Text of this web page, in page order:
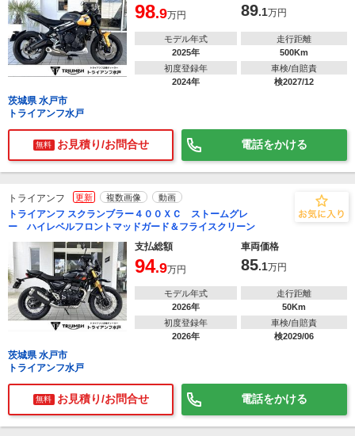
98.9万円 89.1万円
モデル年式
2025年
走行距離
500Km
初度登録年
2024年
車検/自賠責
検2027/12
茨城県 水戸市
トライアンフ水戸
無料 お見積り/お問合せ 電話をかける
トライアンフ 更新 複数画像 動画
トライアンフ スクランブラー４００ＸＣ ストームグレ
ー ハイレベルフロントマッドガード＆フライスクリーン
支払総額
車両価格
94.9万円 85.1万円
モデル年式
2026年
走行距離
50Km
初度登録年
2026年
車検/自賠責
検2029/06
茨城県 水戸市
トライアンフ水戸
無料 お見積り/お問合せ 電話をかける